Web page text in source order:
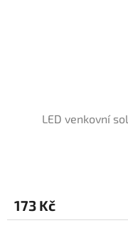
LED venkovní
je
5,0
173 Kč